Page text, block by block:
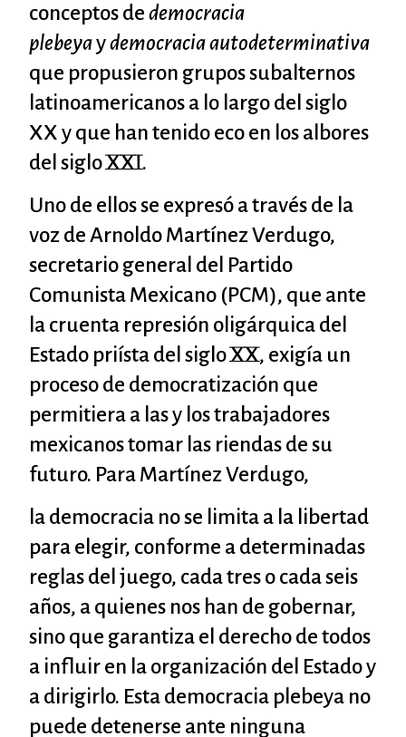
conceptos de democracia
plebeyaydemocraciaautodeterminativa
que propusieron grupos subalternos
latinoamericanos a lo largo del siglo
XX y que han tenido eco en los albores
del siglo XXI.
Uno de ellos se expresó a través de la
voz de Arnoldo Martínez Verdugo,
secretario general del Partido
Comunista Mexicano (PCM), que ante
la cruenta represión oligárquica del
Estado priísta del siglo XX, exigía un
proceso de democratización que
permitiera a las y los trabajadores
mexicanos tomar las riendas de su
futuro. Para Martínez Verdugo,
la democracia no se limita a la libertad
para elegir, conforme a determinadas
reglas del juego, cada tres o cada seis
años, a quienes nos han de gobernar,
sino que garantiza el derecho de todos
a influir en la organización del Estado y
a dirigirlo. Esta democracia plebeya no
puede detenerse ante ninguna